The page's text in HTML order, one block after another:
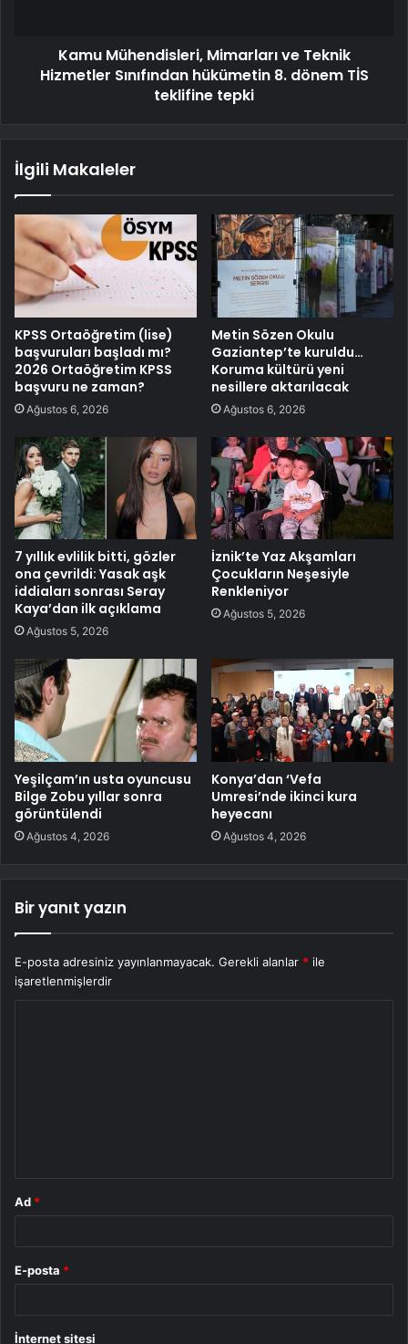
Kamu Mühendisleri, Mimarları ve Teknik
Hizmetler Sınıfından hükümetin 8. dönem TİS
teklifine tepki
İlgili Makaleler
KPSS Ortaöğretim (lise)
başvuruları başladı mı?
2026 Ortaöğretim KPSS
başvuru ne zaman?
Ağustos 6, 2026
Metin Sözen Okulu
Gaziantep’te kuruldu…
Koruma kültürü yeni
nesillere aktarılacak
Ağustos 6, 2026
7 yıllık evlilik bitti, gözler
ona çevrildi: Yasak aşk
iddiaları sonrası Seray
Kaya’dan ilk açıklama
Ağustos 5, 2026
İznik’te Yaz Akşamları
Çocukların Neşesiyle
Renkleniyor
Ağustos 5, 2026
Yeşilçam’ın usta oyuncusu
Bilge Zobu yıllar sonra
görüntülendi
Ağustos 4, 2026
Konya’dan ‘Vefa
Umresi’nde ikinci kura
heyecanı
Ağustos 4, 2026
Bir yanıt yazın
E-posta adresiniz yayınlanmayacak. Gerekli alanlar * ile
işaretlenmişlerdir
Ad *
E-posta *
İnternet sitesi